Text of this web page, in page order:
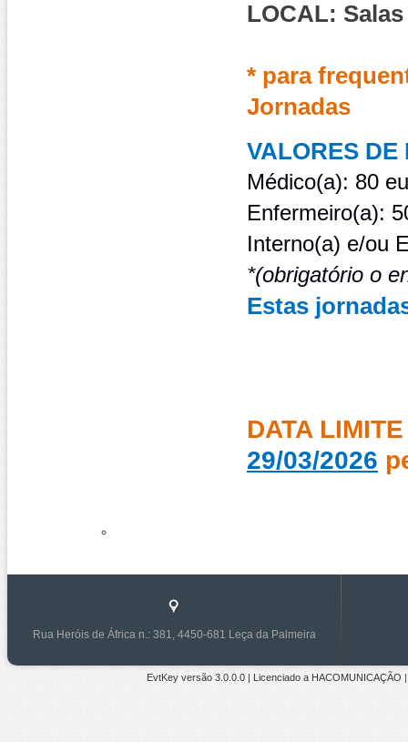
LOCAL:
* para
Jornadas
VALORES
Médico(a): 80
Enfermeiro(a):
Interno(a) e/ou
*(obrigatório o
Estas
DATA
29/03/2026
Rua Heróis de África n.: 381, 4450-681 Leça da Palmeira
EvtKey versão 3.0.0.0| Licenciado a HACOMUNICAÇÃO